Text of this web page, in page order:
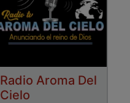
Radio Aroma Del
Cielo